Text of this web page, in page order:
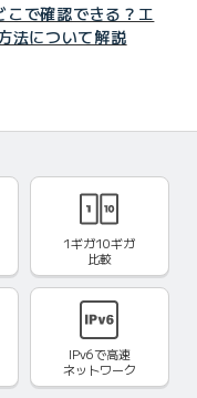
で確認できる？エ
法について解説
1ギガ10ギガ
比較
IPv6で高速
ネットワーク